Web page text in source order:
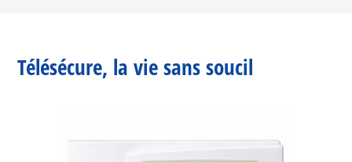
Télésécure, la vie sans soucil